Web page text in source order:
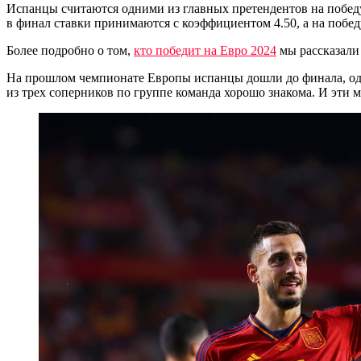
Испанцы считаются одними из главных претендентов на
в финал ставки принимаются с коэффициентом 4.50, а на
Более подробно о том, кто победит на Евро 2024 мы
На прошлом чемпионате Европы испанцы дошли до финала,
из трех соперников по группе команда хорошо знакома. И